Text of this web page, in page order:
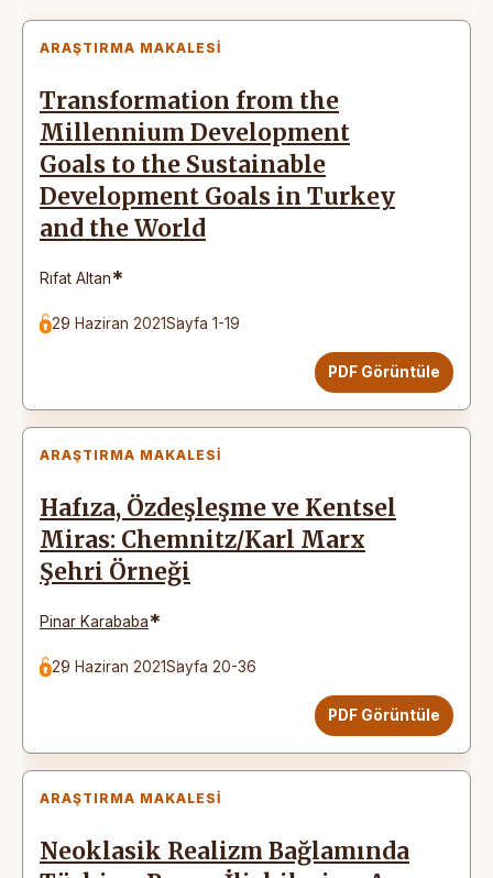
ARAŞTIRMA MAKALESI
Transformation from the
Millennium Development
Goals to the Sustainable
Development Goals in Turkey
and the World
Rıfat Altan*
29 Haziran 2021Sayfa 1-19
PDF Görüntüle
ARAŞTIRMA MAKALESI
Hafıza, Özdeşleşme ve Kentsel
Miras: Chemnitz/Karl Marx
Şehri Örneği
Pinar Karababa*
29 Haziran 2021Sayfa 20-36
PDF Görüntüle
ARAŞTIRMA MAKALESI
Neoklasik Realizm Bağlamında